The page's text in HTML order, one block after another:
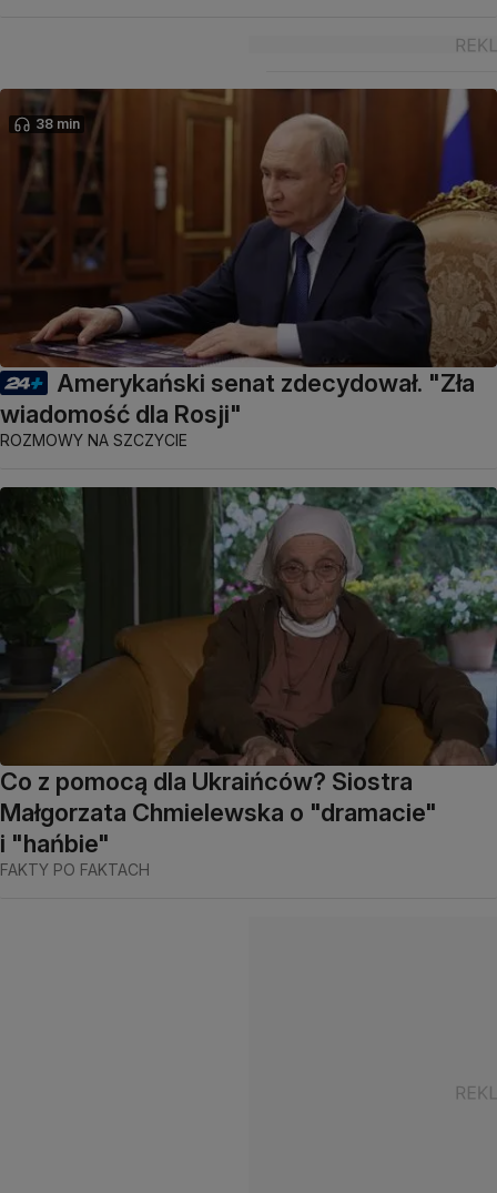
38 min
Amerykański senat zdecydował. "Zła
wiadomość dla Rosji"
ROZMOWY NA SZCZYCIE
Co z pomocą dla Ukraińców? Siostra
Małgorzata Chmielewska o "dramacie"
i "hańbie"
FAKTY PO FAKTACH